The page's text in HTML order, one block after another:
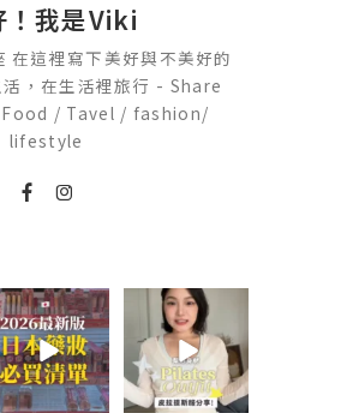
！我是Viki
在這裡寫下美好與不美好的
，在生活裡旅行 - Share
/ Tavel / fashion/
lifestyle
日本藥
店必買什麼
本最近紅什
麼？...
120
💭留言「美背」
傳🔗給你！
🏷️#吉推韓國
🇰🇷
...
48 20